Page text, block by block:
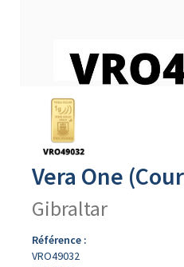
Vera One
Gibraltar
Référence :
VRO49032